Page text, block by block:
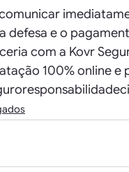
defesa e o
com a Kovr
100% online e